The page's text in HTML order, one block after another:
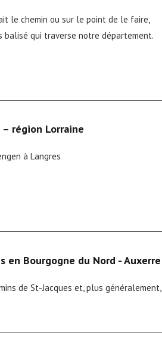
le chemin ou sur le point de le faire,
qui traverse notre département.
région Lorraine
à Langres
en Bourgogne du Nord - Auxerre
de St-Jacques et, plus généralement,